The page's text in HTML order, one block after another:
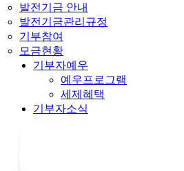
발전기금 안내
발전기금관리규정
기부참여
모금현황
기부자예우
예우프로그램
세제혜택
기부자소식